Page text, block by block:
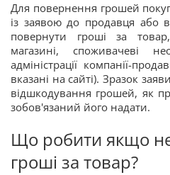
Для повернення грошей
із заявою до продавця або
повернути гроші за
магазині, споживачеві
адміністрації компанії-
вказані на сайті). Зразок
відшкодування грошей, як
зобов'язаний його надати.
Що робити якщо
гроші за товар?